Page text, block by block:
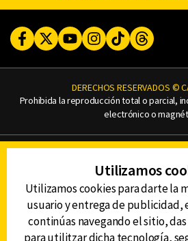
FacebookTwitterYoutubeInstagram
TikTokThreads
DERECHOS RESERVADOS ©
Prohibida la reproducción total o parcial,
electrónico o
AVISO DE
AVISO LEGAL
DEFENSORÍA DE LAS
Utilizamos
Utilizamos cookies para darte la
usuario y entrega de publicidad,
continúas navegando el sitio,
para utilitzar dicha tecnología,